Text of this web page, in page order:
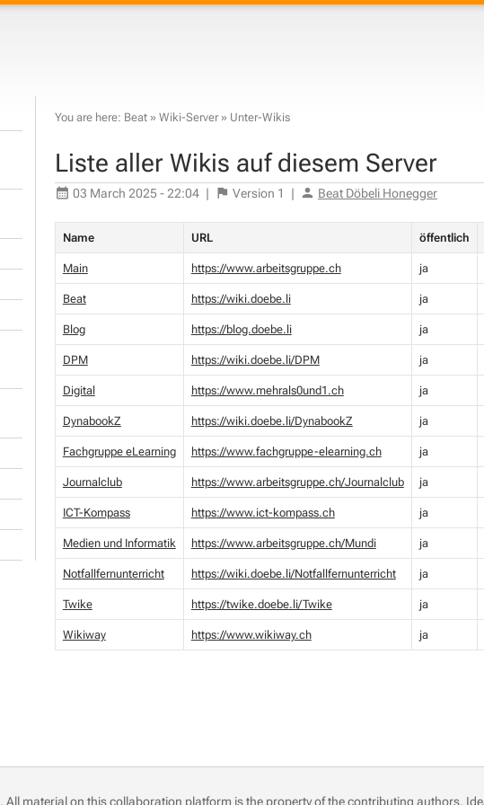
You are here: Beat » Wiki-Server» Unter-Wikis
Liste aller Wikis auf diesem Server
03 March 2025 - 22:04 | Version 1 | Beat Döbeli Honegger
Name URL öffentlich
Main https://www.arbeitsgruppe.ch ja
Beat https://wiki.doebe.li ja
Blog https://blog.doebe.li ja
DPM https://wiki.doebe.li/DPM ja
Digital https://www.mehrals0und1.ch ja
DynabookZ https://wiki.doebe.li/DynabookZ ja
Fachgruppe eLearning https://www.fachgruppe-elearning.ch ja
Journalclub https://www.arbeitsgruppe.ch/Journalclub ja
ICT-Kompass https://www.ict-kompass.ch ja
Medien und Informatik https://www.arbeitsgruppe.ch/Mundi ja
Notfallfernunterricht https://wiki.doebe.li/Notfallfernunterricht ja
Twike https://twike.doebe.li/Twike ja
Wikiway https://www.wikiway.ch ja
material on this collaboration platform is the property of the contributing authors.